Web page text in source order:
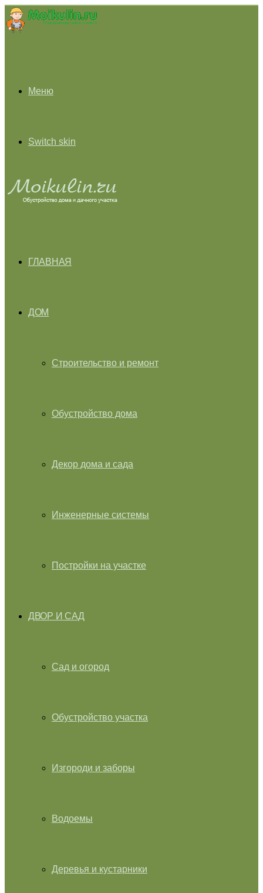
Меню
Switch skin
ГЛАВНАЯ
ДОМ
Строительство и ремонт
Обустройство дома
Декор дома и сада
Инженерные системы
Постройки на участке
ДВОР И САД
Сад и огород
Обустройство участка
Изгороди и заборы
Водоемы
Деревья и кустарники